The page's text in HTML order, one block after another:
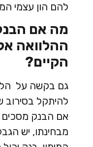
להם הון עצמי
מה אם
ההלוואה
הקיים?
גם בקשה על
להיתקל
אם הבנק מסכים
מבחינתו, יש